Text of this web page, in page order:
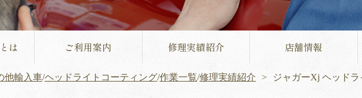
は ご利用案内 修理実績紹介 店舗情報
他輸入車/ヘッドライトコーティング/作業一覧/修理実績紹介 ジャガーXj ヘッド